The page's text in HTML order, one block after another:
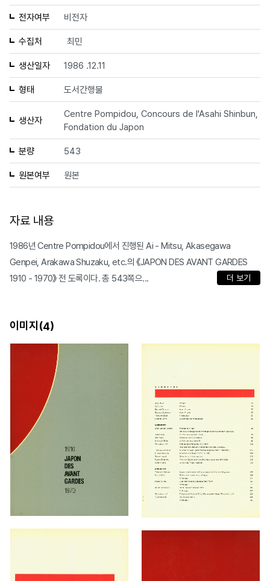
전자여부 비전자
수집처 최민
생산일자 1986 .12.11
형태 도서간행물
생산자
Centre Pompidou, Concours de l'Asahi Shinbun,
Fondation du Japon
분량 543
원본여부 원본
자료 내용
1986년 Centre Pompidou에서 진행된 Ai - Mitsu, Akasegawa
Genpei, Arakawa Shuzaku, etc.의 《JAPON DES AVANT GARDES
1910 - 1970》 전 도록이다. 총 543쪽으...
더 보기
이미지(4)